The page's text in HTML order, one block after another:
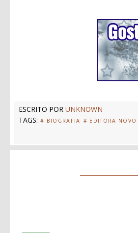
ESCRITO POR UNKNOWN
TAGS: # BIOGRAFIA # EDITORA NOVO